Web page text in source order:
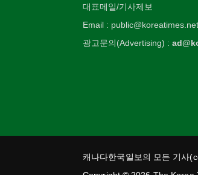
대표메일/기사제보
Email : public@koreatimes.net
광고문의(Advertising) :
캐나다한국일보의 모든 기사